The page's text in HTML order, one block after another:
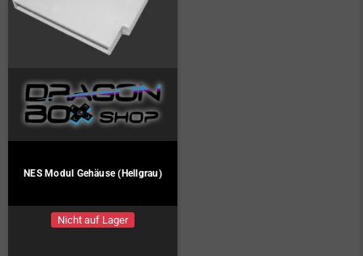
NES Modul Gehäuse (Hellgrau)
Nicht auf Lager